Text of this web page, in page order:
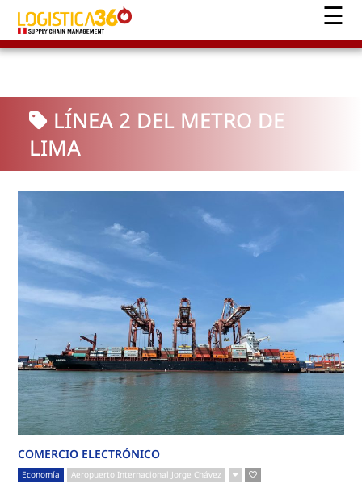
LÍNEA 2 DEL METRO DE
LIMA
COMERCIO ELECTRÓNICO
Economía Aeropuerto Internacional Jorge Chávez